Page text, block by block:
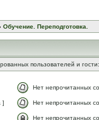
Обучение. Переподготовка.
пользователей и
Нет непрочитанных
] Нет непрочитанных
Нет непрочитанных